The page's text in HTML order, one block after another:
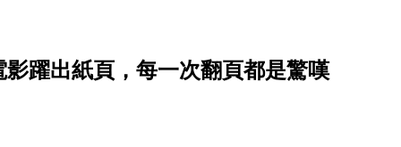
躍出紙頁，每一次翻頁都是驚嘆